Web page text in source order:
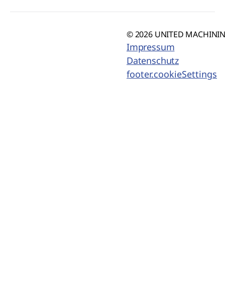
© 2026 UNITED
Impressum
Datenschutz
footer.cookieSettings